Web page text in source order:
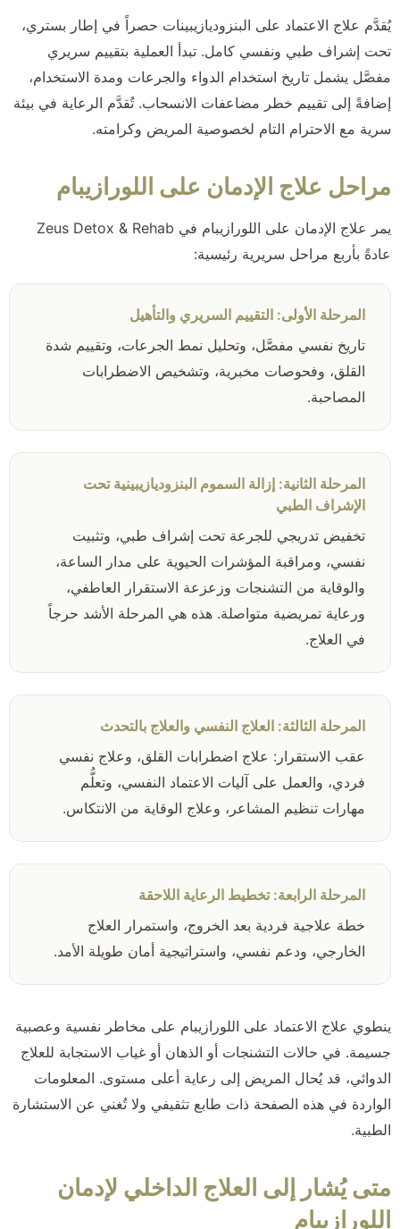
يُقدَّم علاج الاعتماد على البنزوديازيبينات حصراً في إطار بستري،
تحت إشراف طبي ونفسي كامل. تبدأ العملية بتقييم سريري
مفصَّل يشمل تاريخ استخدام الدواء والجرعات ومدة الاستخدام،
إضافةً إلى تقييم خطر مضاعفات الانسحاب. تُقدَّم الرعاية في بيئة
سرية مع الاحترام التام لخصوصية المريض وكرامته.
مراحل علاج الإدمان على اللورازيبام
يمر علاج الإدمان على اللورازيبام في Zeus Detox & Rehab
عادةً بأربع مراحل سريرية رئيسية:
المرحلة الأولى: التقييم السريري والتأهيل
تاريخ نفسي مفصَّل، وتحليل نمط الجرعات، وتقييم شدة
القلق، وفحوصات مخبرية، وتشخيص الاضطرابات
المصاحبة.
المرحلة الثانية: إزالة السموم البنزوديازيبينية تحت
الإشراف الطبي
تخفيض تدريجي للجرعة تحت إشراف طبي، وتثبيت
نفسي، ومراقبة المؤشرات الحيوية على مدار الساعة،
والوقاية من التشنجات وزعزعة الاستقرار العاطفي،
ورعاية تمريضية متواصلة. هذه هي المرحلة الأشد حرجاً
في العلاج.
المرحلة الثالثة: العلاج النفسي والعلاج بالتحدث
عقب الاستقرار: علاج اضطرابات القلق، وعلاج نفسي
فردي، والعمل على آليات الاعتماد النفسي، وتعلُّم
مهارات تنظيم المشاعر، وعلاج الوقاية من الانتكاس.
المرحلة الرابعة: تخطيط الرعاية اللاحقة
خطة علاجية فردية بعد الخروج، واستمرار العلاج
الخارجي، ودعم نفسي، واستراتيجية أمان طويلة الأمد.
ينطوي علاج الاعتماد على اللورازيبام على مخاطر نفسية وعصبية
جسيمة. في حالات التشنجات أو الذهان أو غياب الاستجابة للعلاج
الدوائي، قد يُحال المريض إلى رعاية أعلى مستوى. المعلومات
الواردة في هذه الصفحة ذات طابع تثقيفي ولا تُغني عن الاستشارة
الطبية.
متى يُشار إلى العلاج الداخلي لإدمان
اللورازيبام